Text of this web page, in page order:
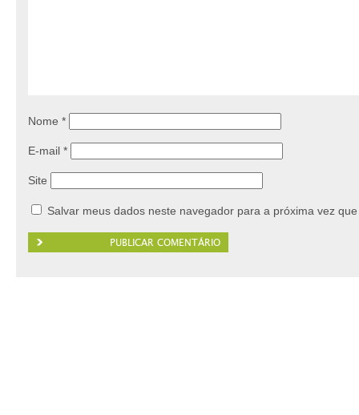
Nome *
E-mail *
Site
Salvar meus dados neste navegador para a próxima vez